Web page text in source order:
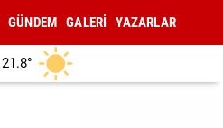
GÜNDEM GALERİ YAZARLAR
21.8°